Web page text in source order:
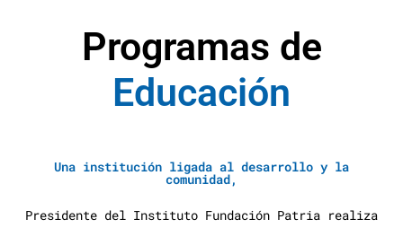
Programas de
ducaciónAy
Una institución ligada al desarrollo y la
comunidad,
Presidente del Instituto Fundación Patria realiza